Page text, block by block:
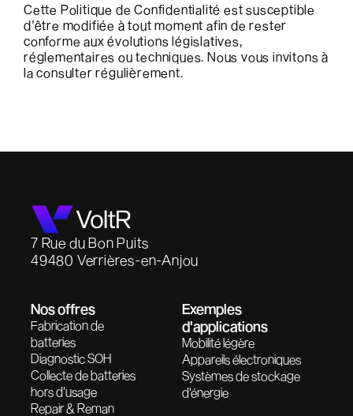
Cette Politique de Confidentialité est susceptible
d’être modifiée à tout moment afin de rester
conforme aux évolutions législatives,
réglementaires ou techniques. Nous vous invitons à
la consulter régulièrement.
7 Rue du Bon Puits
49480 Verrières-en-Anjou
Nos offres
Fabrication de
batteries
Diagnostic SOH
Collecte de batteries
hors d'usage
Repair & Reman
Exemples
d'applications
Mobilité légère
Appareils électroniques
Systèmes de stockage
d'énergie